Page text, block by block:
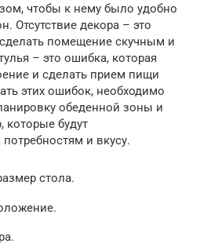
чтобы к нему было удобно
Отсутствие декора – это
помещение скучным и
– это ошибка, которая
и сделать прием пищи
этих ошибок, необходимо
обеденной зоны и
которые будут
и вкусу.
стола.